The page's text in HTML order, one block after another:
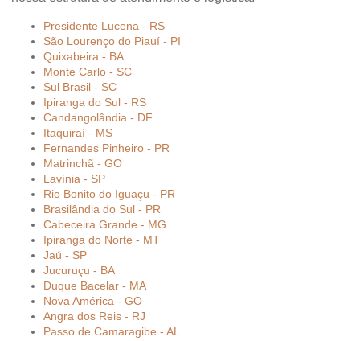
Presidente Lucena - RS
São Lourenço do Piauí - PI
Quixabeira - BA
Monte Carlo - SC
Sul Brasil - SC
Ipiranga do Sul - RS
Candangolândia - DF
Itaquiraí - MS
Fernandes Pinheiro - PR
Matrinchã - GO
Lavínia - SP
Rio Bonito do Iguaçu - PR
Brasilândia do Sul - PR
Cabeceira Grande - MG
Ipiranga do Norte - MT
Jaú - SP
Jucuruçu - BA
Duque Bacelar - MA
Nova América - GO
Angra dos Reis - RJ
Passo de Camaragibe - AL